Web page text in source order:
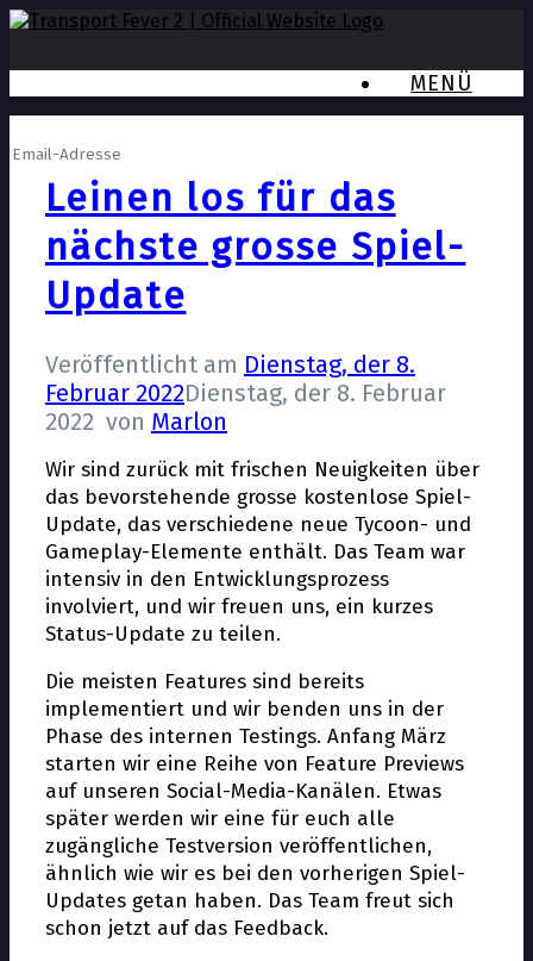
MENÜ
Leinen los für das
nächste grosse Spiel-
Update
Veröffentlicht am Dienstag, der 8.
Februar 2022Dienstag, der 8. Februar
2022 von Marlon
Wir sind zurück mit frischen Neuigkeiten über
das bevorstehende grosse kostenlose Spiel-
Update, das verschiedene neue Tycoon- und
Gameplay-Elemente enthält. Das Team war
intensiv in den Entwicklungsprozess
involviert, und wir freuen uns, ein kurzes
Status-Update zu teilen.
Die meisten Features sind bereits
implementiert und wir befinden uns in der
Phase des internen Testings. Anfang März
starten wir eine Reihe von Feature Previews
auf unseren Social-Media-Kanälen. Etwas
später werden wir eine für euch alle
zugängliche Testversion veröffentlichen,
ähnlich wie wir es bei den vorherigen Spiel-
Updates getan haben. Das Team freut sich
schon jetzt auf das Feedback.